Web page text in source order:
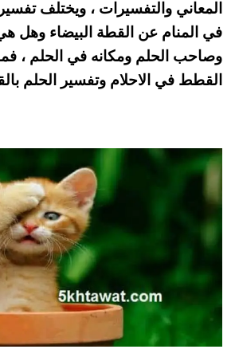
ok
r
es
t
A
pp
المعاني والتفسيرات ، ويختلف
في المنام عن القطة البيضاء وهل
وصاحب الحلم ومكانه في الحلم ،
القطط في الاحلام وتفسير الحلم